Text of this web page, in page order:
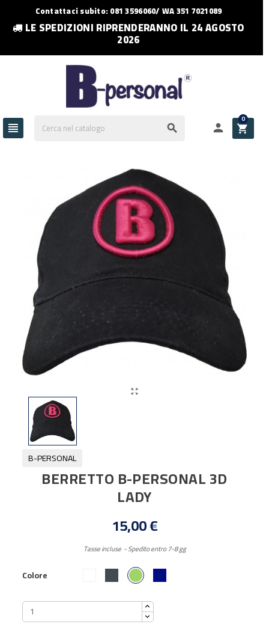
Contattaci subito: 081 3596060/ WA 351 7021089
LE SPEDIZIONI RIPRENDERANNO IL 24 AGOSTO
2026
   
0

B-PERSONAL
BERRETTO B-PERSONAL 3D
LADY
15,00 €
Tasse incluse Spedito entro 7-8 gg
Colore Verde